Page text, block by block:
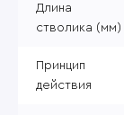
Длина
стволика (мм)
Принцип
действия